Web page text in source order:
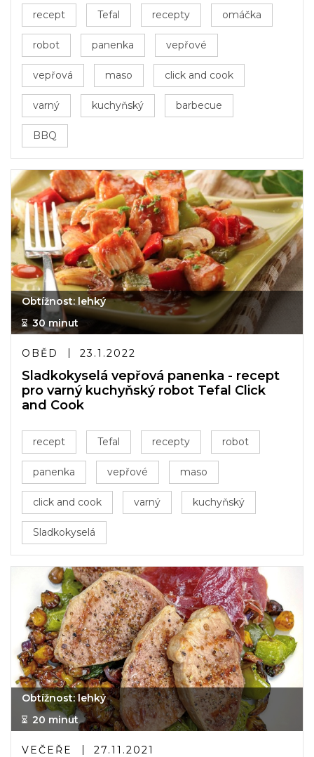
recept Tefal recepty omáčka
robot panenka vepřové
vepřová maso click and cook
varný kuchyňský barbecue
BBQ
Obtížnost: lehký
30 minut
OBĚD 23.1.2022
Sladkokyselá vepřová panenka - recept
pro varný kuchyňský robot Tefal Click
and Cook
recept Tefal recepty robot
panenka vepřové maso
click and cook varný kuchyňský
Sladkokyselá
Obtížnost: lehký
20 minut
VEČEŘE 27.11.2021